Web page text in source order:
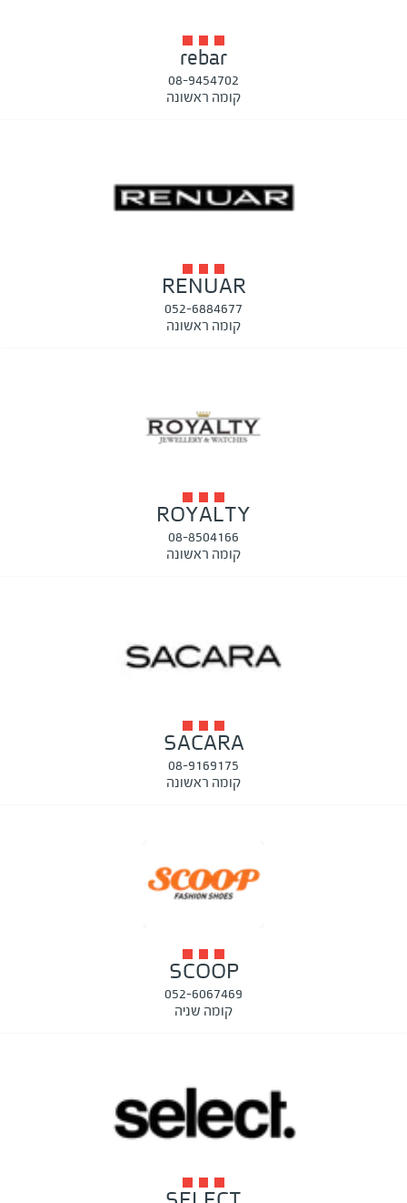
rebar
08-9454702
קומה ראשונה
RENUAR
052-6884677
קומה ראשונה
ROYALTY
08-8504166
קומה ראשונה
SACARA
08-9169175
קומה ראשונה
SCOOP
052-6067469
קומה שניה